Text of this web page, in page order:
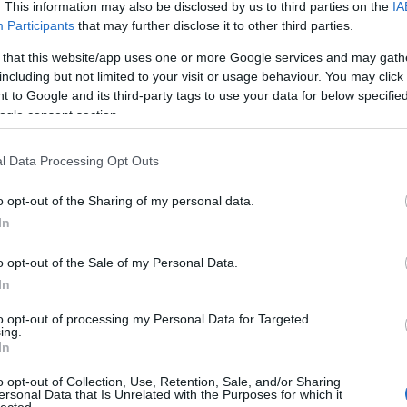
This information may also be disclosed by us to third parties on the
Participants that may further disclose it to other third parties.
that this website/app uses one or more Google services and may
but not limited to your visit or usage behaviour. You may
to Google and its third-party tags to use your data for below
consent section.
Data Processing Opt Outs
opt-out of the Sharing of my personal data.
opt-out of the Sale of my Personal Data.
opt-out of processing my Personal Data for Targeted
opt-out of Collection, Use, Retention, Sale, and/or Sharing
Data that Is Unrelated with the Purposes for which it
gázotok legyen!